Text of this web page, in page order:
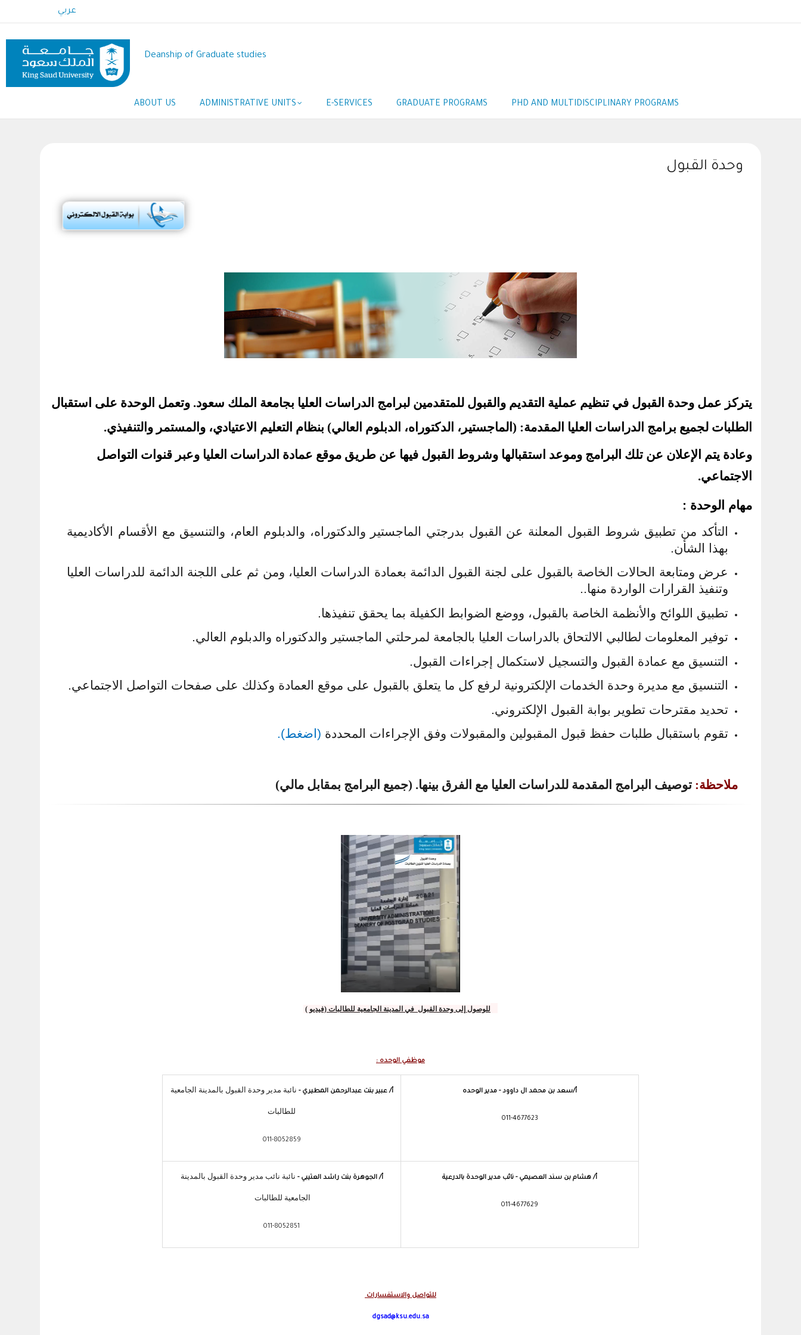
to
content
عربي
Deanship of Graduate studies
navigation
ABOUT US ADMINISTRATIVE UNITS E-SERVICES GRADUATE PROGRAMS PHD AND MULTIDISCIPLINARY PROGRAMS
وحدة القبول
يتركز عمل وحدة القبول في تنظيم عملية التقديم والقبول للمتقدمين لبرامج الدراسات العليا بجامعة الملك سعود. وتعمل الوحدة على استقبال
الطلبات لجميع برامج الدراسات العليا المقدمة: (الماجستير، الدكتوراه، الدبلوم العالي) بنظام التعليم الاعتيادي، والمستمر والتنفيذي.
وعادة يتم الإعلان عن تلك البرامج وموعد استقبالها وشروط القبول فيها عن طريق موقع عمادة الدراسات العليا وعبر قنوات التواصل
الاجتماعي.
مهام الوحدة :
التأكد من تطبيق شروط القبول المعلنة عن القبول بدرجتي الماجستير والدكتوراه، والدبلوم العام، والتنسيق مع الأقسام الأكاديمية
بهذا الشأن.
عرض ومتابعة الحالات الخاصة بالقبول على لجنة القبول الدائمة بعمادة الدراسات العليا، ومن ثم على اللجنة الدائمة للدراسات العليا
وتنفيذ القرارات الواردة منها..
تطبيق اللوائح والأنظمة الخاصة بالقبول، ووضع الضوابط الكفيلة بما يحقق تنفيذها.
توفير المعلومات لطالبي الالتحاق بالدراسات العليا بالجامعة لمرحلتي الماجستير والدكتوراه والدبلوم العالي.
التنسيق مع عمادة القبول والتسجيل لاستكمال إجراءات القبول.
التنسيق مع مديرة وحدة الخدمات الإلكترونية لرفع كل ما يتعلق بالقبول على موقع العمادة وكذلك على صفحات التواصل الاجتماعي.
تحديد مقترحات تطوير بوابة القبول الإلكتروني.
تقوم باستقبال طلبات حفظ قبول المقبولين والمقبولات وفق الإجراءات المحددة (اضغط).
ملاحظة: توصيف البرامج المقدمة للدراسات العليا مع الفرق بينها. (جميع البرامج بمقابل مالي)
للوصول إلى وحدة القبول في المدينة الجامعية للطالبات (فيديو )
موظفي الوحده :
أ/سعد بن محمد ال داوود - مدير الوحده
011-4677623
أ/ عبير بنت عبدالرحمن المطيري - نائبة مدير وحدة القبول بالمدينة الجامعية
للطالبات
011-8052859
أ/ هشام بن سند العصيمي - نائب مدير الوحدة بالدرعية
011-4677629
أ/ الجوهرة بنت راشد العتيبي - نائبة نائب مدير وحدة القبول بالمدينة
الجامعية للطالبات
011-8052851
للتواصل والاستفسارات
dgsad@ksu.edu.sa